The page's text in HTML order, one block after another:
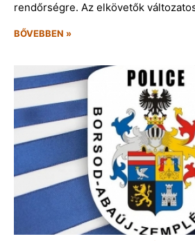
rendőrségre. Az elkövetők
BŐVEBBEN »